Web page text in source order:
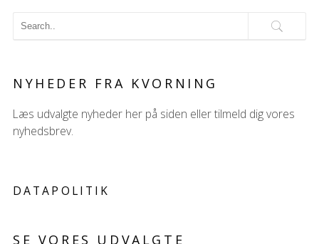
NYHEDER FRA KVORNING
Læs udvalgte nyheder her på siden eller tilmeld dig vores
nyhedsbrev.
DATAPOLITIK
SE VORES UDVALGTE